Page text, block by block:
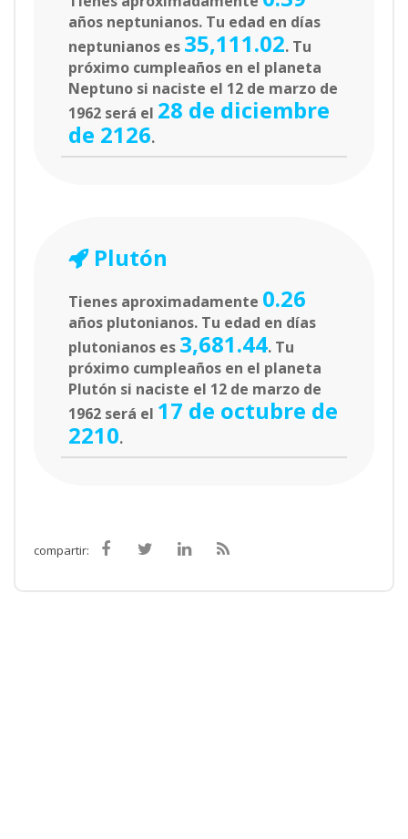
años neptunianos. Tu edad en días
neptunianos es 35,111.02. Tu
próximo cumpleaños en el planeta
Neptuno si naciste el 12 de marzo de
1962 será el 28 de diciembre
de 2126.
Plutón
Tienes aproximadamente 0.26
años plutonianos. Tu edad en días
plutonianos es 3,681.44. Tu
próximo cumpleaños en el planeta
Plutón si naciste el 12 de marzo de
1962 será el 17 de octubre de
2210.
compartir: